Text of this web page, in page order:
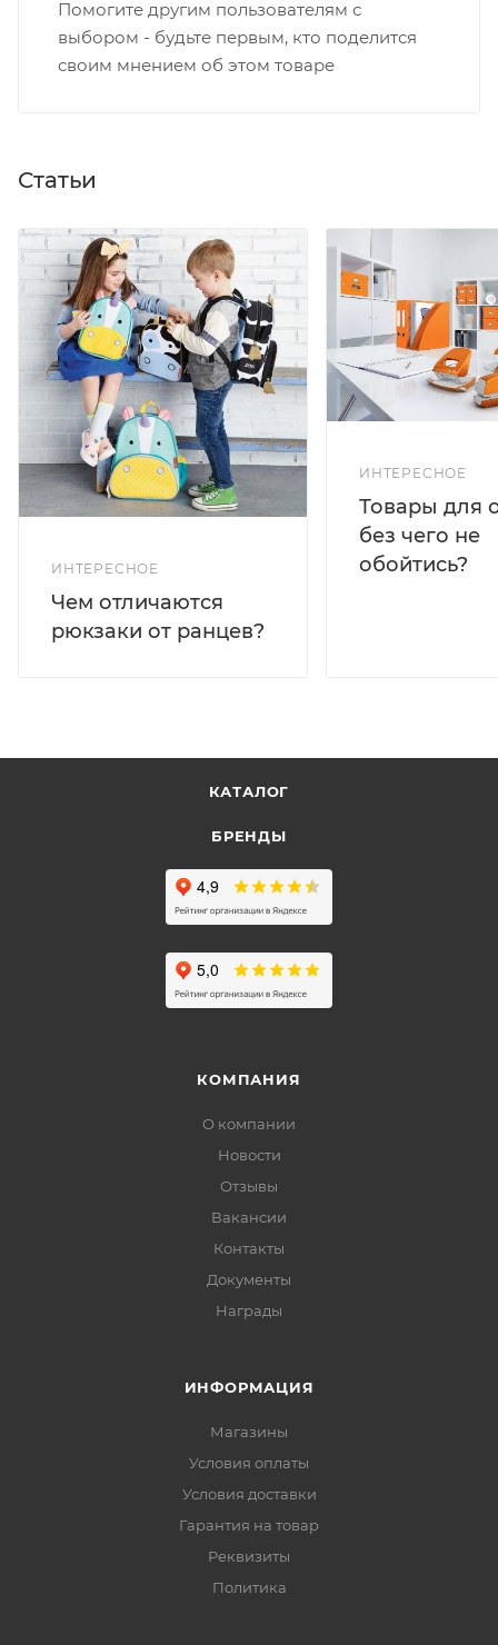
Помогите другим пользователям с
выбором - будьте первым, кто поделится
своим мнением об этом товаре
Статьи
ИНТЕРЕСНОЕ
Чем отличаются
рюкзаки от ранцев?
ИНТЕРЕСНОЕ
Товары для
без чего не
обойтись?
КАТАЛОГ
БРЕНДЫ
КОМПАНИЯ
О компании
Новости
Отзывы
Вакансии
Контакты
Документы
Награды
ИНФОРМАЦИЯ
Магазины
Условия оплаты
Условия доставки
Гарантия на товар
Реквизиты
Политика